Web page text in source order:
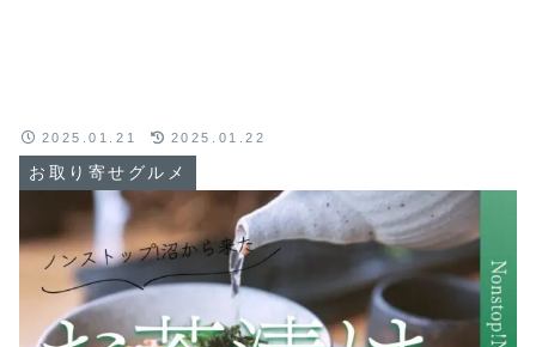
お取り寄せグルメ
2025.01.21 2025.01.22